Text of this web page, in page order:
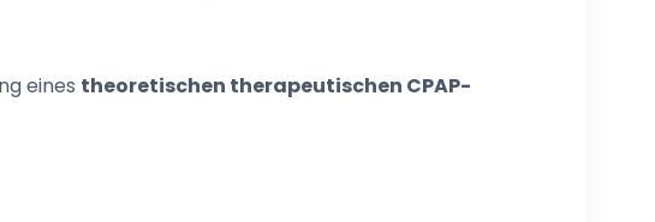
eines theoretischen therapeutischen CPAP-